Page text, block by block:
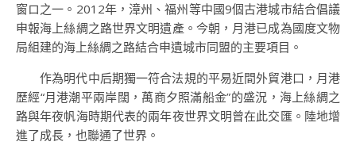
窗ロ之一。2012年，漳州、福州等中國9個古港城市結合倡議
申報海上絲綢之路世界文明遺產。今朝，月港已成為國度文物
局組建的海上絲綢之路結合申遺城市同盟的主要項目。
作為明代中后期獨一符合法規的平易近間外貿港口，月港
歷經“月港潮平兩岸闊，萬商夕照滿船金”的盛況，海上絲綢之
路與年夜帆海時期代表的兩年夜世界文明曾在此交匯。陸地增
進了成長，也聯通了世界。